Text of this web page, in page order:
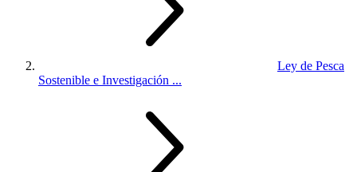
Ley de Pesca
Sostenible e Investigación ...